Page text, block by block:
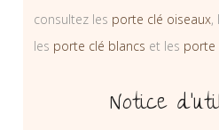
consultez les porte clé oiseaux,
les porte clé blancs et les porte
Notice